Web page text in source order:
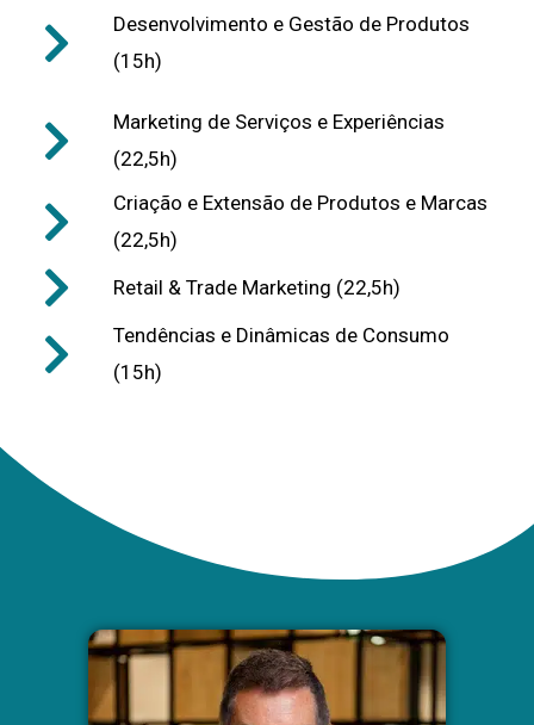
Desenvolvimento e Gestão de Produtos
(15h)
Marketing de Serviços e Experiências
(22,5h)
Criação e Extensão de Produtos e Marcas
(22,5h)
Retail & Trade Marketing (22,5h)
Tendências e Dinâmicas de Consumo
(15h)